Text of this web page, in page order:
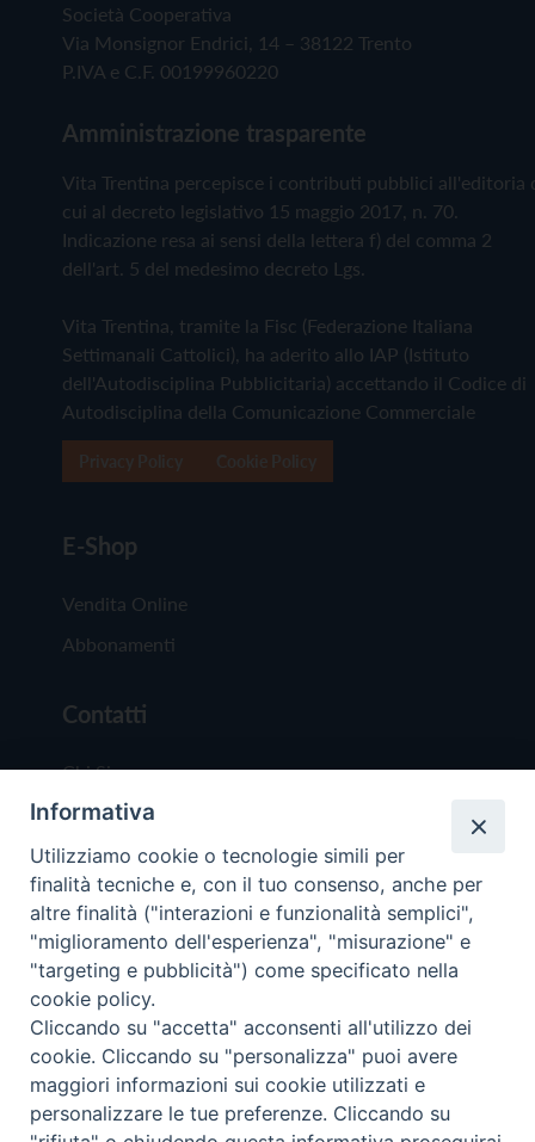
Società Cooperativa
Via Monsignor Endrici, 14 – 38122 Trento
P.IVA e C.F. 00199960220
Amministrazione trasparente
Vita Trentina percepisce i contributi pubblici all'editoria
cui al decreto legislativo 15 maggio 2017, n. 70.
Indicazione resa ai sensi della lettera f) del comma 2
dell'art. 5 del medesimo decreto Lgs.
Vita Trentina, tramite la Fisc (Federazione Italiana
Settimanali Cattolici), ha aderito allo IAP (Istituto
dell'Autodisciplina Pubblicitaria) accettando il Codice di
Autodisciplina della Comunicazione Commerciale
E-Shop
Vendita Online
Abbonamenti
Contatti
Chi Siamo
Redazione
Scrivici
Copyright © 2019 - Tutti i diritti riservati - Vita
Trentina Editrice
Privacy Policy
Torna
Informativa
Utilizziamo cookie o tecnologie simili per
finalità tecniche e, con il tuo consenso, anche per
altre finalità ("interazioni e funzionalità semplici",
"miglioramento dell'esperienza", "misurazione" e
"targeting e pubblicità") come specificato nella
cookie policy.
Cliccando su "accetta" acconsenti all'utilizzo dei
cookie. Cliccando su "personalizza" puoi avere
maggiori informazioni sui cookie utilizzati e
personalizzare le tue preferenze. Cliccando su